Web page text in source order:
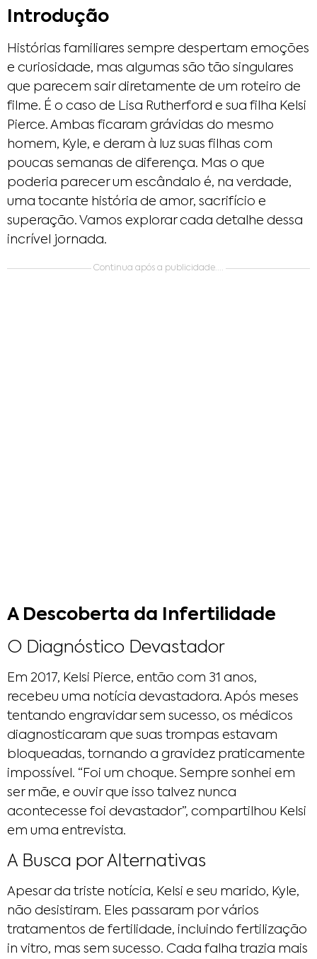
Introdução
Histórias familiares sempre despertam emoções
e curiosidade, mas algumas são tão singulares
que parecem sair diretamente de um roteiro de
filme. É o caso de Lisa Rutherford e sua filha Kelsi
Pierce. Ambas ficaram grávidas do mesmo
homem, Kyle, e deram à luz suas filhas com
poucas semanas de diferença. Mas o que
poderia parecer um escândalo é, na verdade,
uma tocante história de amor, sacrifício e
superação. Vamos explorar cada detalhe dessa
incrível jornada.
Continua após a publicidade....
A Descoberta da Infertilidade
O Diagnóstico Devastador
Em 2017, Kelsi Pierce, então com 31 anos,
recebeu uma notícia devastadora. Após meses
tentando engravidar sem sucesso, os médicos
diagnosticaram que suas trompas estavam
bloqueadas, tornando a gravidez praticamente
impossível. “Foi um choque. Sempre sonhei em
ser mãe, e ouvir que isso talvez nunca
acontecesse foi devastador”, compartilhou Kelsi
em uma entrevista.
A Busca por Alternativas
Apesar da triste notícia, Kelsi e seu marido, Kyle,
não desistiram. Eles passaram por vários
tratamentos de fertilidade, incluindo fertilização
in vitro, mas sem sucesso. Cada falha trazia mais